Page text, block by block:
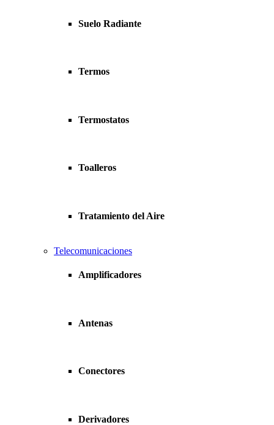
Suelo Radiante
Termos
Termostatos
Toalleros
Tratamiento del Aire
Telecomunicaciones
Amplificadores
Antenas
Conectores
Derivadores